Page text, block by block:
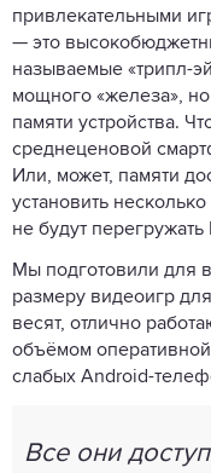
привлекательными
— это
называемые «трипл-
мощного «железа»,
памяти устройства.
среднеценовой
Или, может, памяти
установить
не будут
Мы подготовили для
размеру видеоигр
весят, отлично
объёмом
слабых Android-
Все они